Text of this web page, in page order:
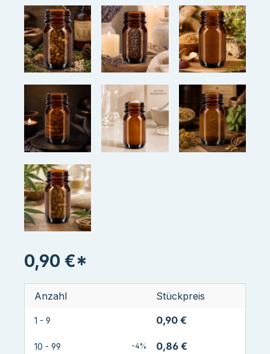
0,90 €*
Anzahl Stückpreis
1 - 9 0,90 €
10 - 99 -4% 0,86 €